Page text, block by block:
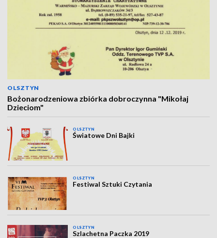
OLSZTYN
Bożonarodzeniowa zbiórka dobroczynna "Mikołaj
Dzieciom"
OLSZTYN
Światowe Dni Bajki
OLSZTYN
Festiwal Sztuki Czytania
OLSZTYN
Szlachetna Paczka 2019